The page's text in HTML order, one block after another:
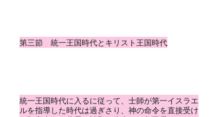
第三節 統一王国時代とキリスト王国時代
統一王国時代に入るに従って、士師が第一イスラエ
ルを指導した時代は過ぎさり、神の命令を直接受け